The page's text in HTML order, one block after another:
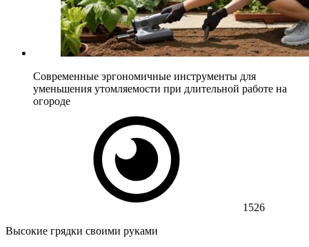
Современные эргономичные инструменты для
уменьшения утомляемости при длительной работе на
огороде
1526
Высокие грядки своими руками